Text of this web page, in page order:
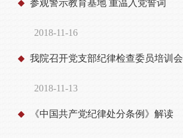
参观警示教育基地 重温入党誓词
2018-11-16
我院召开党支部纪律检查委员培训会
2018-11-13
《中国共产党纪律处分条例》解读